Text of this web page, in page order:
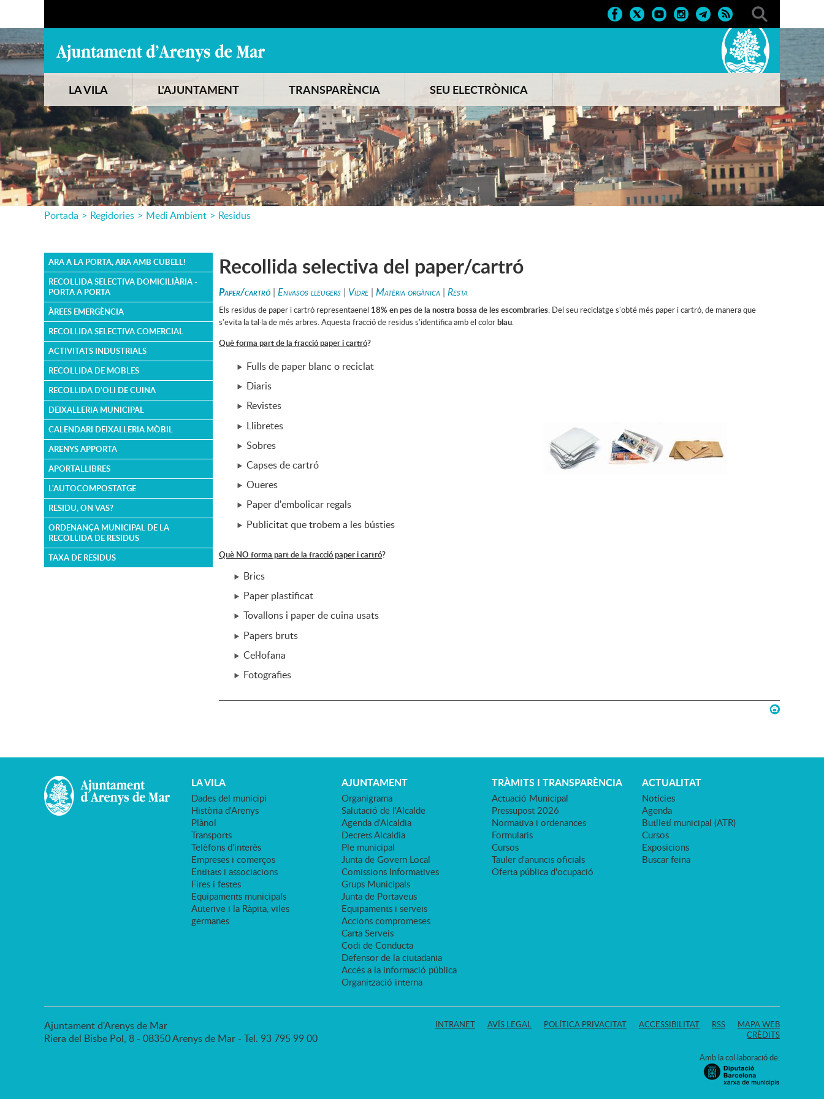
LA VILA L'AJUNTAMENT TRANSPARÈNCIA SEU ELECTRÒNICA
Portada > Regidories > Medi Ambient > Residus
ARA A LA PORTA, ARA AMB CUBELL!
RECOLLIDA SELECTIVA DOMICILIÀRIA -
PORTA A PORTA
ÀREES EMERGÈNCIA
RECOLLIDA SELECTIVA COMERCIAL
ACTIVITATS INDUSTRIALS
RECOLLIDA DE MOBLES
RECOLLIDA D'OLI DE CUINA
DEIXALLERIA MUNICIPAL
CALENDARI DEIXALLERIA MÒBIL
ARENYS APPORTA
APORTALLIBRES
L'AUTOCOMPOSTATGE
RESIDU, ON VAS?
ORDENANÇA MUNICIPAL DE LA
RECOLLIDA DE RESIDUS
TAXA DE RESIDUS
Recollida selectiva del paper/cartró
Paper/cartró | Envasos lleugers | Vidre | Matèria orgànica | Resta
Els residus de paper i cartró representaenel 18% en pes de la nostra bossa de les escombraries. Del seu reciclatge s'obté més paper i cartró, de manera que
s'evita la tal·la de més arbres. Aquesta fracció de residus s'identifica amb el colorblau.
Què forma part de la fracció paper i cartró?
Fulls de paper blanc o reciclat
Diaris
Revistes
Llibretes
Sobres
Capses de cartró
Oueres
Paper d'embolicar regals
Publicitat que trobem a les bústies
Què NO forma part de la fracció paper i cartró?
Brics
Paper plastificat
Tovallons i paper de cuina usats
Papers bruts
Cel·lofana
Fotografies
LA VILA
Dades del municipi
Història d'Arenys
Plànol
Transports
Telèfons d'interès
Empreses i comerços
Entitats i associacions
Fires i festes
Equipaments municipals
Auterive i la Ràpita, viles
germanes
AJUNTAMENT
Organigrama
Salutació de l'Alcalde
Agenda d'Alcaldia
Decrets Alcaldia
Ple municipal
Junta de Govern Local
Comissions Informatives
Grups Municipals
Junta de Portaveus
Equipaments i serveis
Accions compromeses
Carta Serveis
Codi de Conducta
Defensor de la ciutadania
Accés a la informació pública
Organització interna
TRÀMITS I TRANSPARÈNCIA
Actuació Municipal
Pressupost 2026
Normativa i ordenances
Formularis
Cursos
Tauler d'anuncis oficials
Oferta pública d'ocupació
ACTUALITAT
Notícies
Agenda
Butlletí municipal (ATR)
Cursos
Exposicions
Buscar feina
Ajuntament d'Arenys de Mar
Riera del Bisbe Pol, 8 - 08350 Arenys de Mar - Tel. 93 795 99 00
INTRANET AVÍS LEGAL POLÍTICA PRIVACITAT ACCESSIBILITAT RSS
MAPA WEB
CRÈDITS
Amb la col·laboració de: